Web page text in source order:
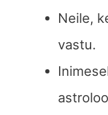
Neile,
vastu.